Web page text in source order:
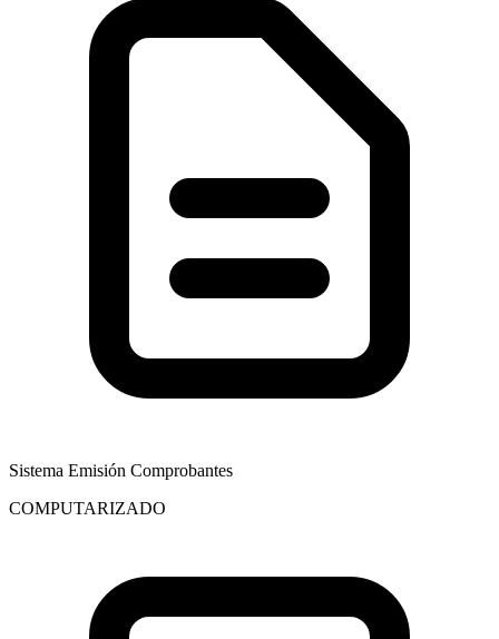
Sistema Emisión Comprobantes
COMPUTARIZADO